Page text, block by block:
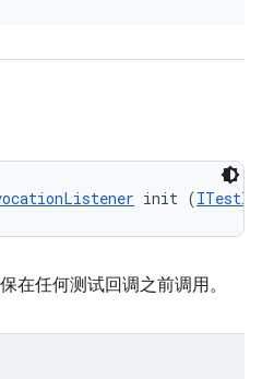
init (
在任何测试回调之前调用。